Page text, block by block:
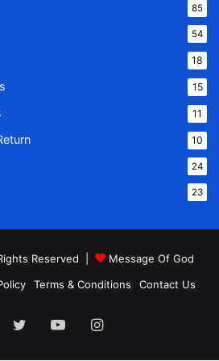
85
54
18
15
11
10
24
23
Reserved |
Message Of God
Terms & Conditions Contact Us
TwitterYouTubeInstagram